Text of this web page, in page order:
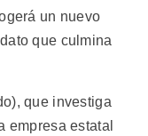
un nuevo
que culmina
que investiga
empresa estatal